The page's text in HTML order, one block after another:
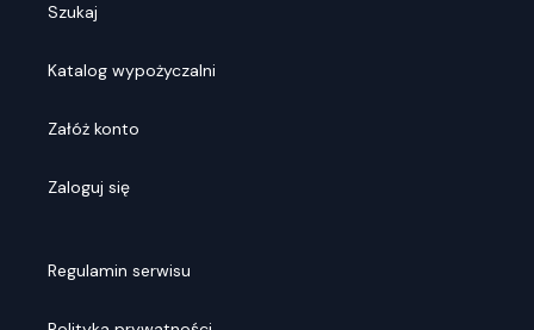
Szukaj
Katalog wypożyczalni
Załóż konto
Zaloguj się
Regulamin serwisu